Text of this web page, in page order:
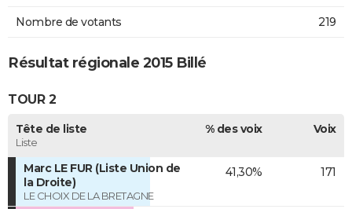
Nombre de votants 219
Résultat régionale 2015 Billé
TOUR 2
Tête de liste
Liste
% des voix Voix
Marc LE FUR (Liste Union de
la Droite)
LE CHOIX DE LA BRETAGNE
41,30% 171